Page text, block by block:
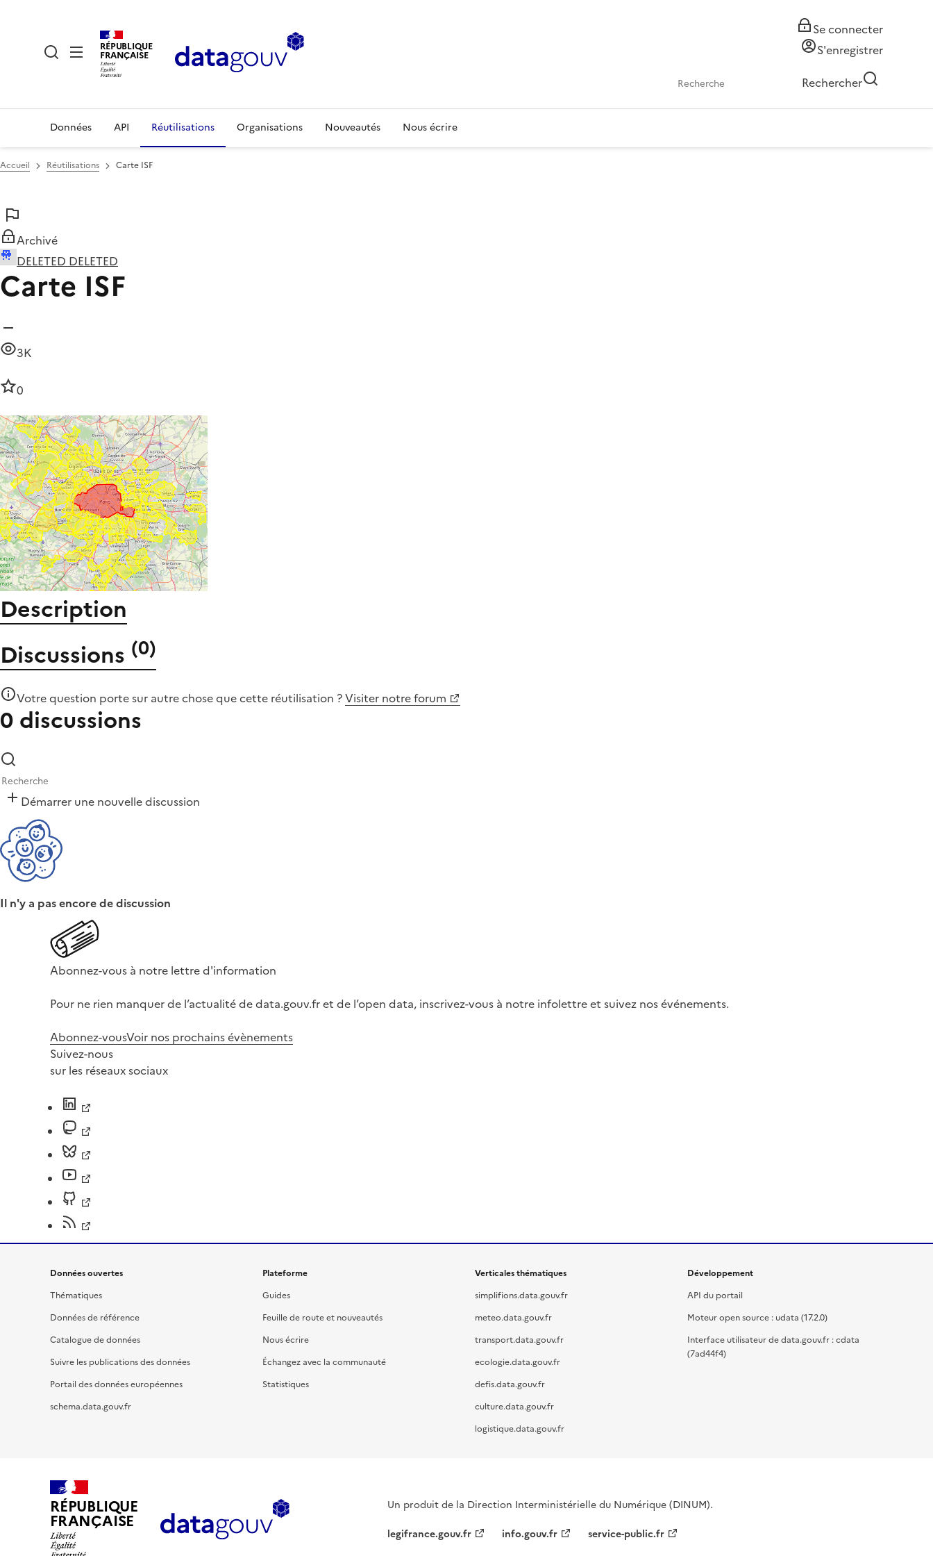
RÉPUBLIQUE
FRANÇAISE
Se connecter
S'enregistrer
Rechercher
Données API Réutilisations Organisations Nouveautés Nous écrire
Accueil Réutilisations Carte ISF
Archivé
DELETED DELETED
Carte ISF
3K
0
Description
Discussions (0)
Votre question porte sur autre chose quecette réutilisation ?Visiter notre forum
0 discussions
Démarrer une nouvelle discussion
Il n'y a pas encore de discussion
Abonnez-vous à notre lettre d'information
Pour ne rien manquer de l’actualité de data.gouv.fr et de l’open data, inscrivez-vous à notre infolettre et suivez nos événements.
Abonnez-vousVoir nos prochains évènements
Suivez-nous
sur les réseaux sociaux
Données ouvertes
Thématiques
Données de référence
Catalogue de données
Suivre les publications des données
Portail des données européennes
schema.data.gouv.fr
Plateforme
Guides
Feuille de route et nouveautés
Nous écrire
Échangez avec la communauté
Statistiques
Verticales thématiques
simplifions.data.gouv.fr
meteo.data.gouv.fr
transport.data.gouv.fr
ecologie.data.gouv.fr
defis.data.gouv.fr
culture.data.gouv.fr
logistique.data.gouv.fr
Développement
API du portail
Moteur open source : udata (17.2.0)
Interface utilisateur de data.gouv.fr : cdata
(7ad44f4)
RÉPUBLIQUE
FRANÇAISE
Un produit de la Direction Interministérielle du Numérique (DINUM).
legifrance.gouv.fr
info.gouv.fr service-public.fr